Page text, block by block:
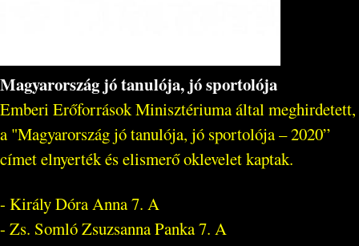
Magyarország jó tanulója, jó sportolója
Emberi Erőforrások Minisztériuma által meghirdetett,
a "Magyarország jó tanulója, jó sportolója – 2020”
címet elnyerték és elismerő oklevelet kaptak.
- Király Dóra Anna 7. A
- Zs. Somló Zsuzsanna Panka 7. A